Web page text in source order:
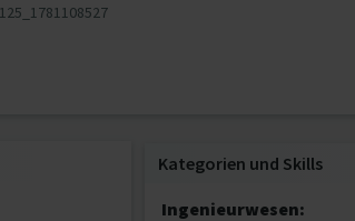
Kategorien und Skills
Ingenieurwesen: